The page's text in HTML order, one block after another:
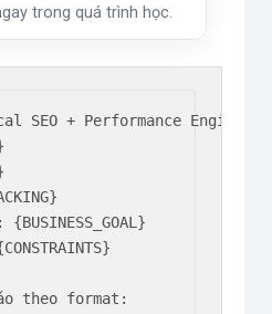
trong quá trình học.
SEO + Performance Engineer.
theo format: